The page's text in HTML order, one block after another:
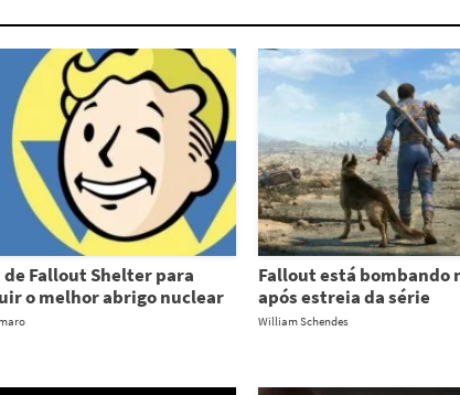
de Fallout Shelter para
o melhor abrigo nuclear
Fallout está bombando
após estreia da série
William Schendes